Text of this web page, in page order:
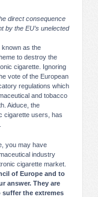
direct consequence
by the EU’s unelected
known as the
to destroy the
cigarette. Ignoring
vote of the European
regulations which
and tobacco
Aiduce, the
cigarette users, has
you may have
industry
cigarette market.
of Europe and to
answer. They are
the extremes